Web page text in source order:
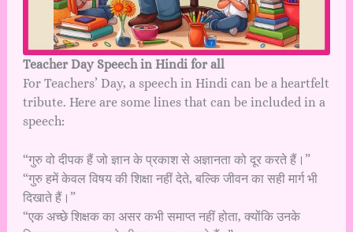
Teacher Day Speech in Hindi for all
For Teachers’ Day, a speech in Hindi can be a heartfelt
tribute. Here are some lines that can be included in a
speech:
“गुरु वो दीपक हैं जो ज्ञान के प्रकाश से अज्ञानता को दूर करते हैं।”
“गुरु हमें केवल विषय की शिक्षा नहीं देते, बल्कि जीवन का सही मार्ग भी
दिखाते हैं।”
“एक अच्छे शिक्षक का असर कभी समाप्त नहीं होता, क्योंकि उनके